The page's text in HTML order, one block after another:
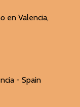
en Valencia,
- Spain